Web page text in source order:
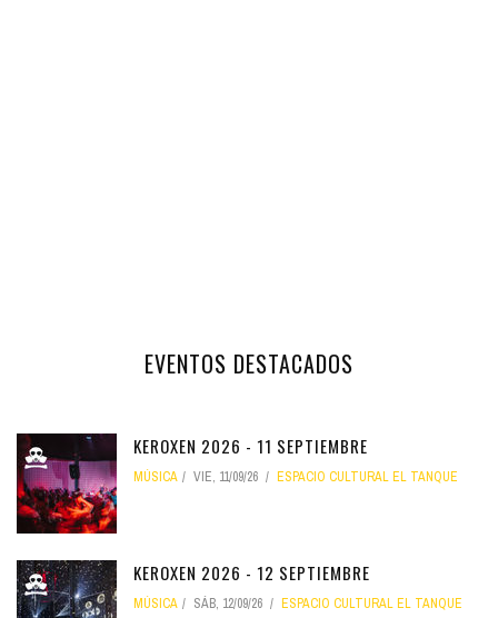
EVENTOS DESTACADOS
KEROXEN 2026 - 11 SEPTIEMBRE
MÚSICA VIE, 11/09/26 ESPACIO CULTURAL EL TANQUE
KEROXEN 2026 - 12 SEPTIEMBRE
MÚSICA SÁB, 12/09/26 ESPACIO CULTURAL EL TANQUE